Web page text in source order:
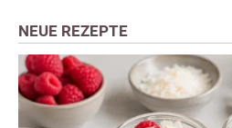
NEUE REZEPTE